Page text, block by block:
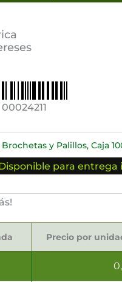
00024211
Brochetas y Palillos, Caja
para entrega
Precio por